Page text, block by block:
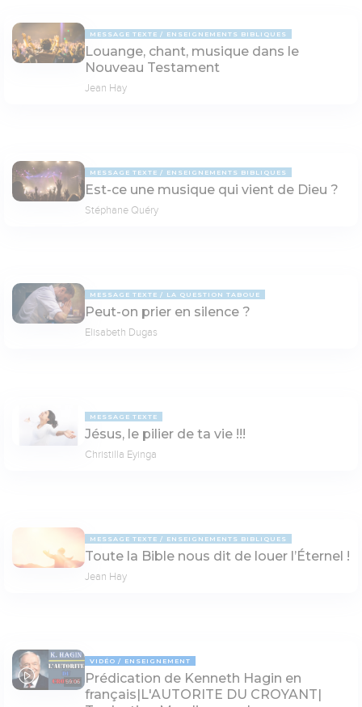
MESSAGE TEXTE ENSEIGNEMENTS BIBLIQUES
Louange, chant, musique dans le
Nouveau Testament
Jean Hay
MESSAGE TEXTE ENSEIGNEMENTS BIBLIQUES
Est-ce une musique qui vient de Dieu ?
Stéphane Quéry
MESSAGE TEXTE LA QUESTION TABOUE
Peut-on prier en silence ?
Elisabeth Dugas
MESSAGE TEXTE
Jésus, le pilier de ta vie !!!
Christilla Eyinga
MESSAGE TEXTE ENSEIGNEMENTS BIBLIQUES
Toute la Bible nous dit de louer l’Éternel !
Jean Hay
59:06
VIDÉO ENSEIGNEMENT
Prédication de Kenneth Hagin en
français|L'AUTORITE DU CROYANT|